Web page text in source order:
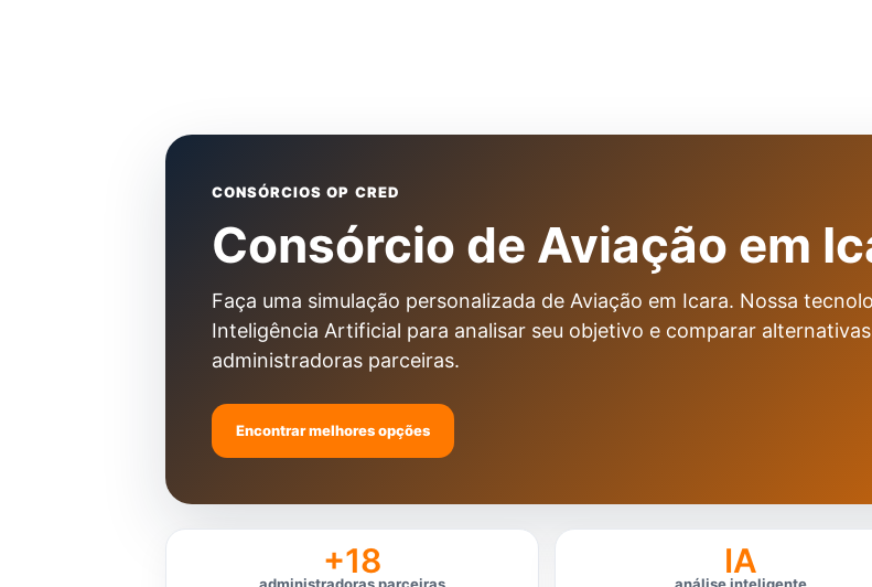
CONSÓRCIOS OP CRED
Consórcio de Aviação em
Faça uma simulação personalizada de Aviação em Icara. Nossa
Inteligência Artificial para analisar seu objetivo e comparar
administradoras parceiras.
Encontrar melhores opções
+18 IA